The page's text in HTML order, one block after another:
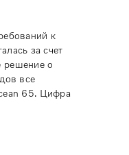
к
за счет
решение о
все
65. Цифра